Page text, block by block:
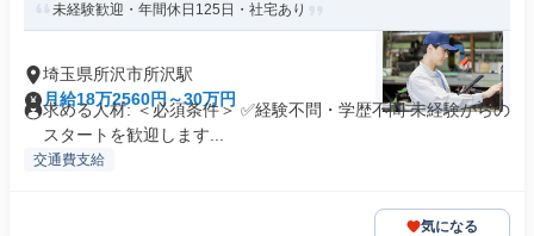
未経験歓迎・年間休日125日・社宅あり
埼玉県所沢市所沢駅
月給18万2560円～30万円
求める人材: ＜必須条件＞ ✅経験不問・学歴不問 未経験からの
スタートを歓迎します...
交通費支給
気になる